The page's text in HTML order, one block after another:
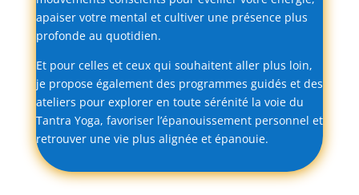
apaiser votre mental et cultiver une présence plus
profonde au quotidien.
Et pour celles et ceux qui souhaitent aller plus loin,
je propose également des programmes guidés et des
ateliers pour explorer en toute sérénité la voie du
Tantra Yoga, favoriser l’épanouissement personnel et
retrouver une vie plus alignée et épanouie.